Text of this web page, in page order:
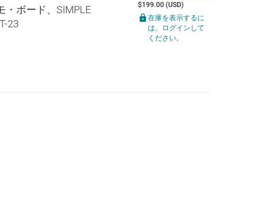
・ボード、SIMPLE
23
$199.00 (USD)
在庫を表示するに
は、ログインして
ください。